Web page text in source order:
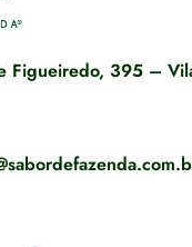
Figueiredo, 395 –